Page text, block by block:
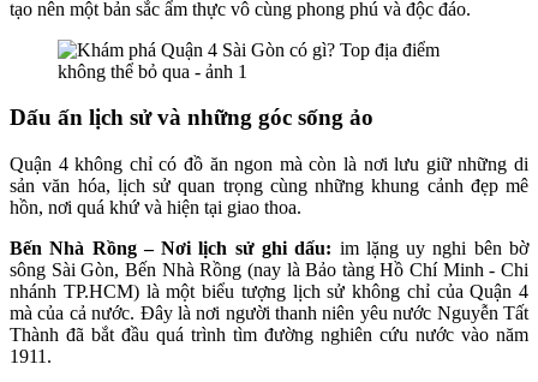
tạo nên một bản sắc ẩm thực vô cùng phong phú và độc đáo.
Dấu ấn lịch sử và những góc sống ảo
Quận 4 không chỉ có đồ ăn ngon mà còn là nơi lưu giữ những di
sản văn hóa, lịch sử quan trọng cùng những khung cảnh đẹp mê
hồn, nơi quá khứ và hiện tại giao thoa.
Bến Nhà Rồng – Nơi lịch sử ghi dấu: im lặng uy nghi bên bờ
sông Sài Gòn, Bến Nhà Rồng (nay là Bảo tàng Hồ Chí Minh - Chi
nhánh TP.HCM) là một biểu tượng lịch sử không chỉ của Quận 4
mà của cả nước. Đây là nơi người thanh niên yêu nước Nguyễn Tất
Thành đã bắt đầu quá trình tìm đường nghiên cứu nước vào năm
1911.